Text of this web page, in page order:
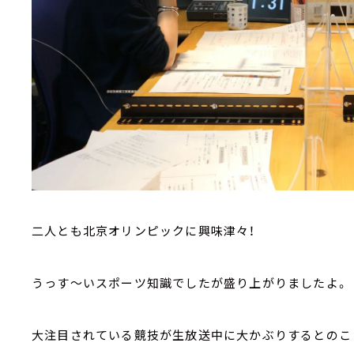
二人とも北京オリンピックに興味津々！
うっす～いスポーツ知識でしたが盛り上がりましたよ。
大注目されている競技が生放送中に大かぶりするとの